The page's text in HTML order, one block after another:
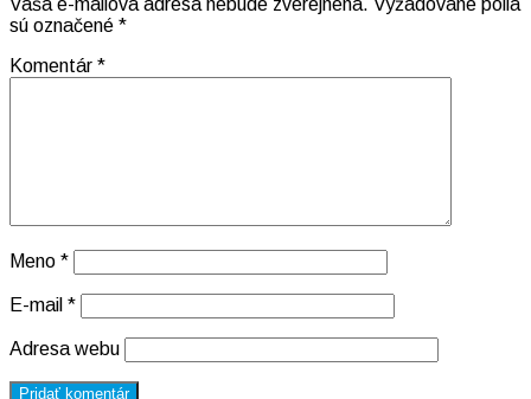
Vaša e-mailová adresa nebude zverejnená. Vyžadované polia
sú označené *
Komentár *
Meno *
E-mail *
Adresa webu